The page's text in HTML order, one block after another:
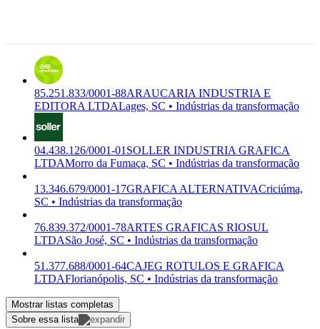
85.251.833/0001-88ARAUCARIA INDUSTRIA E
EDITORA LTDALages, SC • Indústrias da transformação
04.438.126/0001-01 SOLLER INDUSTRIA GRAFICA
LTDAMorro da Fumaça, SC • Indústrias da transformação
13.346.679/0001-17GRAFICA ALTERNATIVACriciúma,
SC • Indústrias da transformação
76.839.372/0001-78ARTES GRAFICAS RIOSUL
LTDASão José, SC • Indústrias da transformação
51.377.688/0001-64CAJEG ROTULOS E GRAFICA
LTDAFlorianópolis, SC • Indústrias da transformação
Mostrar listas completas
Sobre essa lista